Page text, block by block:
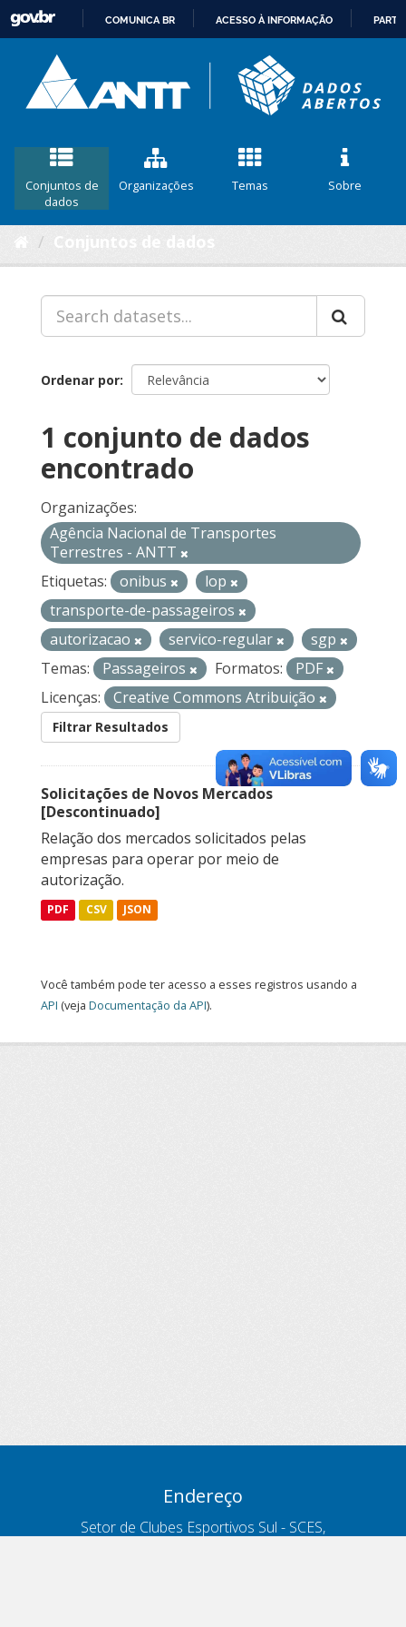
CONTEÚDO
COMUNICA BR ACESSO À INFORMAÇÃO
Conjuntos de
dados
Organizações Temas Sobre
Ordenar por
1 conjunto de dados
encontrado
Organizações:
Agência Nacional de Transportes
Terrestres - ANTT
Etiquetas:
onibus
lop
transporte-de-passageiros
autorizacao
servico-regular
sgp
Temas:
Passageiros Formatos:
PDF
Licenças:
Creative Commons Atribuição
Filtrar Resultados
Solicitações de Novos Mercados
[Descontinuado]
Relação dos mercados solicitados pelas
empresas para operar por meio de
autorização.
PDF CSV JSON
Você também pode ter acesso a esses registros usando a
API (veja Documentação da API).
Endereço
Setor de Clubes Esportivos Sul - SCES,